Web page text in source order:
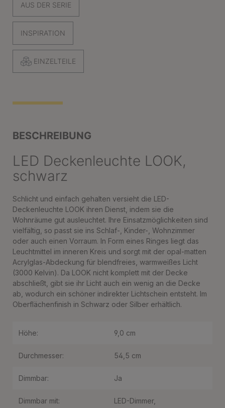
AUS DER SERIE
INSPIRATION
EINZELTEILE
BESCHREIBUNG
LED Deckenleuchte LOOK,
schwarz
Schlicht und einfach gehalten versieht die LED-
Deckenleuchte LOOK ihren Dienst, indem sie die
Wohnräume gut ausleuchtet. Ihre Einsatzmöglichkeiten sind
vielfältig, so passt sie ins Schlaf-, Kinder-, Wohnzimmer
oder auch einen Vorraum. In Form eines Ringes liegt das
Leuchtmittel im inneren Kreis und sorgt mit der opal-matten
Acrylglas-Abdeckung für blendfreies, warmweißes Licht
(3000 Kelvin). Da LOOK nicht komplett mit der Decke
abschließt, gibt sie ihr Licht auch ein wenig an die Decke
ab, wodurch ein schöner indirekter Lichtschein entsteht. Im
Oberflächenfinish in Schwarz oder Silber erhältlich.
Höhe: 9,0 cm
Durchmesser: 54,5 cm
Dimmbar: Ja
Dimmbar mit: LED-Dimmer,